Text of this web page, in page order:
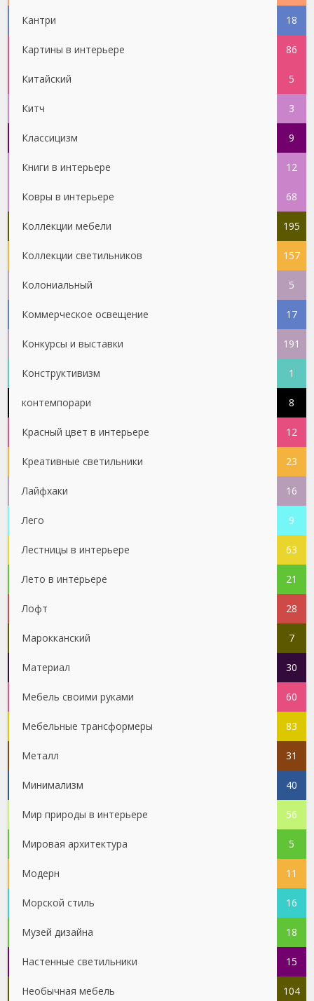
Кантри 18
Картины в интерьере 86
Китайский 5
Китч 3
Классицизм 9
Книги в интерьере 12
Ковры в интерьере 68
Коллекции мебели 195
Коллекции светильников 157
Колониальный 5
Коммерческое освещение 17
Конкурсы и выставки 191
Конструктивизм 1
контемпорари 8
Красный цвет в интерьере 12
Креативные светильники 23
Лайфхаки 16
Лего 9
Лестницы в интерьере 63
Лето в интерьере 21
Лофт 28
Марокканский 7
Материал 30
Мебель своими руками 60
Мебельные трансформеры 83
Металл 31
Минимализм 40
Мир природы в интерьере 56
Мировая архитектура 5
Модерн 11
Морской стиль 16
Музей дизайна 18
Настенные светильники 15
Необычная мебель 104